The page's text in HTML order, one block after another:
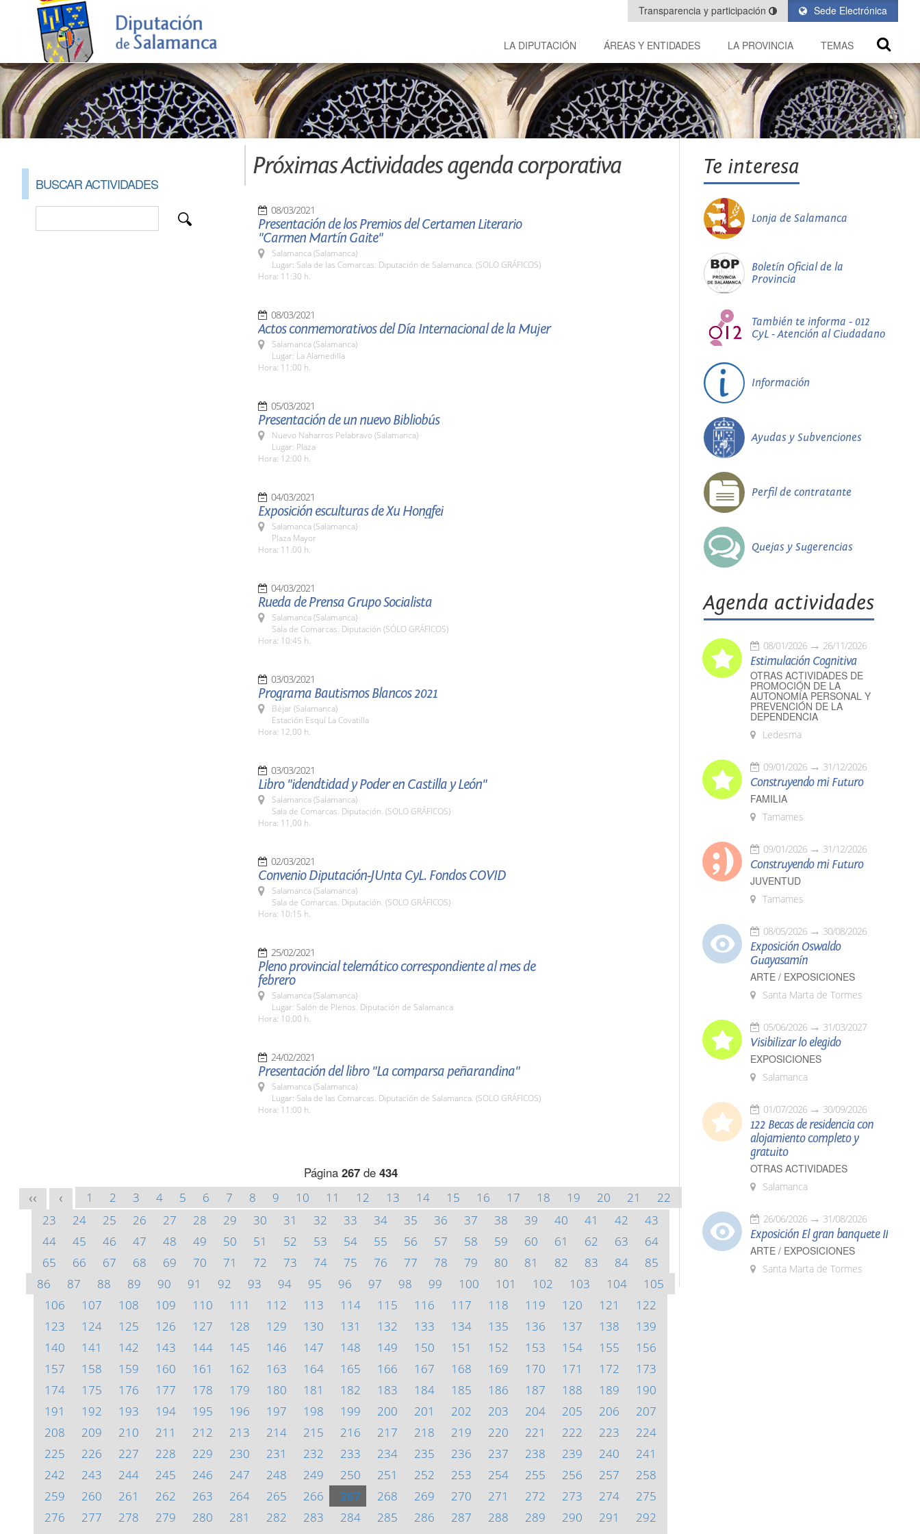
Sede Electrónica
Transparencia y participación
LA DIPUTACIÓN ÁREAS Y ENTIDADES LA PROVINCIA TEMAS
BUSCAR ACTIVIDADES
Próximas Actividades agenda corporativa
08/03/2021
Presentación de los Premios del Certamen Literario
"Carmen Martín Gaite"
Salamanca (Salamanca)
Lugar: Sala de las Comarcas. Diputación de Salamanca. (SOLO GRÁFICOS)
Hora: 11:30 h.
08/03/2021
Actos conmemorativos del Día Internacional de la Mujer
Salamanca (Salamanca)
Lugar: La Alamedilla
Hora: 11:00 h.
05/03/2021
Presentación de un nuevo Bibliobús
Nuevo Naharros Pelabravo (Salamanca)
Lugar: Plaza
Hora: 12:00 h.
04/03/2021
Exposición esculturas de Xu Hongfei
Salamanca (Salamanca)
Plaza Mayor
Hora: 11.00 h.
04/03/2021
Rueda de Prensa Grupo Socialista
Salamanca (Salamanca)
Sala de Comarcas. Diputación (SÓLO GRÁFICOS)
Hora: 10:45 h.
03/03/2021
Programa Bautismos Blancos 2021
Béjar (Salamanca)
Estación Esquí La Covatilla
Hora: 12,00 h.
03/03/2021
Libro "idendtidad y Poder en Castilla y León"
Salamanca (Salamanca)
Sala de Comarcas. Diputación. (SOLO GRÁFICOS)
Hora: 11,00 h.
02/03/2021
Convenio Diputación-JUnta CyL. Fondos COVID
Salamanca (Salamanca)
Sala de Comarcas. Diputación. (SOLO GRÁFICOS)
Hora: 10:15 h.
25/02/2021
Pleno provincial telemático correspondiente al mes de
febrero
Salamanca (Salamanca)
Lugar: Salón de Plenos. Diputación de Salamanca
Hora: 10:00 h.
24/02/2021
Presentación del libro "La comparsa peñarandina"
Salamanca (Salamanca)
Lugar: Sala de las Comarcas. Diputación de Salamanca. (SOLO GRÁFICOS)
Hora: 11:00 h.
Página 267de 434
<< < 1 2 3 4 5 6 7 8 9 10 11 12 13 14 15 16 17 18 19 20 21
22
23
24 25 26 27 28 29 30 31 32 33 34 35 36 37 38 39 40 41 42
43
44
45 46 47 48 49 50 51 52 53 54 55 56 57 58 59 60 61 62 63
64
65
66 67 68 69 70 71 72 73 74 75 76 77 78 79 80 81 82 83 84
85
86
87 88 89 90 91 92 93 94 95 96 97 98 99 100 101 102 103 104
105
106
107 108 109 110 111 112 113 114 115 116 117 118 119 120 121
122
123
124 125 126 127 128 129 130 131 132 133 134 135 136 137 138
139
140
141 142 143 144 145 146 147 148 149 150 151 152 153 154 155
156
157
158 159 160 161 162 163 164 165 166 167 168 169 170 171 172
173
174
175 176 177 178 179 180 181 182 183 184 185 186 187 188 189
190
191
192 193 194 195 196 197 198 199 200 201 202 203 204 205 206
207
208
209 210 211 212 213 214 215 216 217 218 219 220 221 222 223
224
225
226 227 228 229 230 231 232 233 234 235 236 237 238 239 240
241
242
243 244 245 246 247 248 249 250 251 252 253 254 255 256 257
258
259
260 261 262 263 264 265 266 267 268 269 270 271 272 273 274
275
276
277 278 279 280 281 282 283 284 285 286 287 288 289 290 291
292
Te interesa
Lonja de Salamanca
Boletín Oficial de la
Provincia
También te informa - 012
CyL - Atención al Ciudadano
Información
Ayudas y Subvenciones
Perfil de contratante
Quejas y Sugerencias
Agenda actividades
08/01/2026 26/11/2026
Estimulación Cognitiva
OTRAS ACTIVIDADES DE
PROMOCIÓN DE LA
AUTONOMÍA PERSONAL Y
PREVENCIÓN DE LA
DEPENDENCIA
Ledesma
09/01/2026 31/12/2026
Construyendo mi Futuro
FAMILIA
Tamames
09/01/2026 31/12/2026
Construyendo mi Futuro
JUVENTUD
Tamames
08/05/2026 30/08/2026
Exposición Oswaldo
Guayasamín
ARTE / EXPOSICIONES
Santa Marta de Tormes
05/06/2026 31/03/2027
Visibilizar lo elegido
EXPOSICIONES
Salamanca
01/07/2026 30/09/2026
122 Becas de residencia con
alojamiento completo y
gratuito
OTRAS ACTIVIDADES
Salamanca
26/06/2026 31/08/2026
Exposición El gran banquete II
ARTE / EXPOSICIONES
Santa Marta de Tormes